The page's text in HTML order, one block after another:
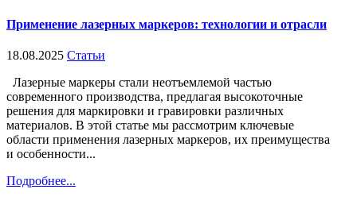
Применение лазерных маркеров: технологии и отрасли
18.08.2025 Статьи
Лазерные маркеры стали неотъемлемой частью
современного производства, предлагая высокоточные
решения для маркировки и гравировки различных
материалов. В этой статье мы рассмотрим ключевые
области применения лазерных маркеров, их преимущества
и особенности...
Подробнее...